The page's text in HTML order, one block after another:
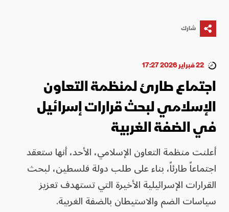
شارك
22 فبراير 2026 17:27
اجتماع طارئ لمنظمة التعاون
الإسلامي لبحث قرارات إسرائيل
في الضفة الغربية
أعلنت منظمة التعاون الإسلامي، الأحد، أنها ستعقد
اجتماعاً طارئاً، بناء على طلب دولة فلسطين، لبحث
القرارات الإسرائيلية الأخيرة التي تستهدف تعزيز
سياسات الضم والاستيطان بالضفة الغربية.